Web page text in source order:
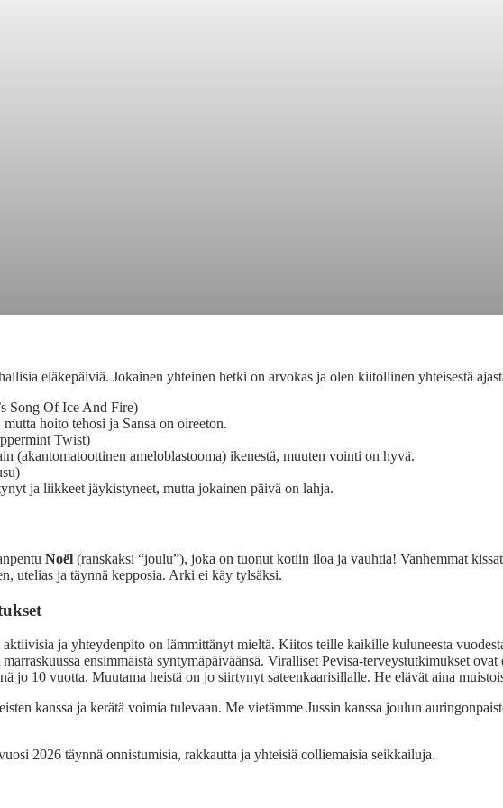
eläkepäiviä. Jokainen yhteinen hetki on arvokas ja olen kiitollinen yhteisestä
Song Of Ice And Fire)
hoito tehosi ja Sansa on oireeton.
Twist)
(akantomatoottinen ameloblastooma) ikenestä, muuten vointi on hyvä.
ja liikkeet jäykistyneet, mutta jokainen päivä on lahja.
Noël (ranskaksi “joulu”), joka on tuonut kotiin iloa ja vauhtia! Vanhemmat
utelias ja täynnä kepposia. Arki ei käy tylsäksi.
ja yhteydenpito on lämmittänyt mieltä. Kiitos teille kaikille kuluneesta
ensimmäistä syntymäpäiväänsä. Viralliset Pevisa-terveystutkimukset
jo 10 vuotta. Muutama heistä on jo siirtynyt sateenkaarisillalle. He elävät aina
kanssa ja kerätä voimia tulevaan. Me vietämme Jussin kanssa joulun
2026 täynnä onnistumisia, rakkautta ja yhteisiä colliemaisia seikkailuja.